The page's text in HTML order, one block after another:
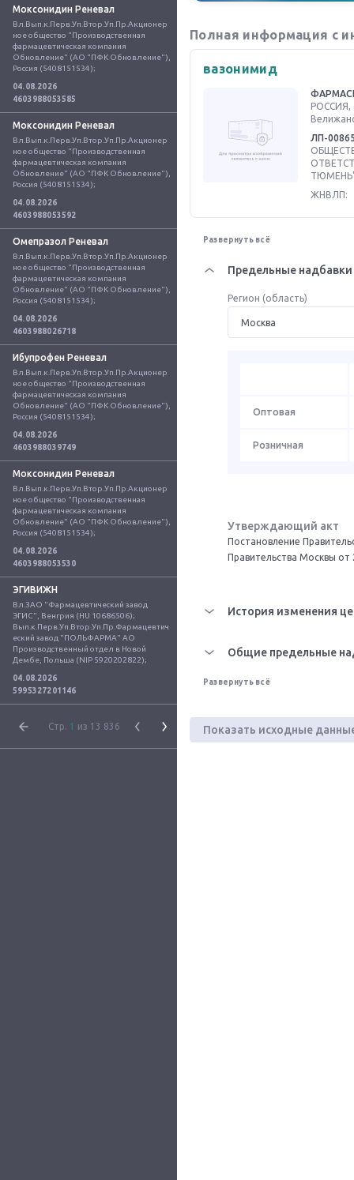
Моксонидин Реневал
Вл.Вып.к.Перв.Уп.Втор.Уп.Пр.Акционер
ное общество "Производственная
фармацевтическая компания
Обновление" (АО "ПФК Обновление"),
Россия (5408151534);
04.08.2026
4603988053585
Моксонидин Реневал
Вл.Вып.к.Перв.Уп.Втор.Уп.Пр.Акционер
ное общество "Производственная
фармацевтическая компания
Обновление" (АО "ПФК Обновление"),
Россия (5408151534);
04.08.2026
4603988053592
Омепразол Реневал
Вл.Вып.к.Перв.Уп.Втор.Уп.Пр.Акционер
ное общество "Производственная
фармацевтическая компания
Обновление" (АО "ПФК Обновление"),
Россия (5408151534);
04.08.2026
4603988026718
Ибупрофен Реневал
Вл.Вып.к.Перв.Уп.Втор.Уп.Пр.Акционер
ное общество "Производственная
фармацевтическая компания
Обновление" (АО "ПФК Обновление"),
Россия (5408151534);
04.08.2026
4603988039749
Моксонидин Реневал
Вл.Вып.к.Перв.Уп.Втор.Уп.Пр.Акционер
ное общество "Производственная
фармацевтическая компания
Обновление" (АО "ПФК Обновление"),
Россия (5408151534);
04.08.2026
4603988053530
ЭГИВИЖН
Вл.ЗАО "Фармацевтический завод
ЭГИС", Венгрия (HU 10686506);
Вып.к.Перв.Уп.Втор.Уп.Пр.Фармацевтич
еский завод "ПОЛЬФАРМА" АО
Производственный отдел в Новой
Дембе, Польша (NIP 5920202822);
04.08.2026
5995327201146
Стр. 1 из 13 836
Полная информация с
вазонимид
РОССИЯ,
ЛП-
ЖНВЛП:
Развернуть всё
Предельные надбавки
Регион (область)
Оптовая
Розничная
Утверждающий акт
Постановление
Правительства Москвы
История изменения
Общие предельные
Развернуть всё
Показать исходные